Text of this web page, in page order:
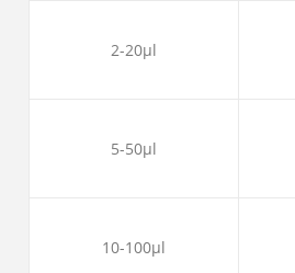
2-20μl
5-50μl
10-100μl